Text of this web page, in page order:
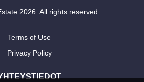
2026. All rights reserved.
Terms of Use
Privacy Policy